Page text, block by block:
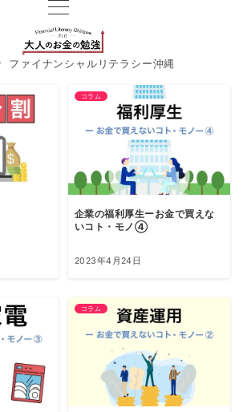
ファイナンシャルリテラシー沖縄
コラム
企業の福利厚生ーお金で買えな
いコト・モノ④
2023年4月24日
コラム